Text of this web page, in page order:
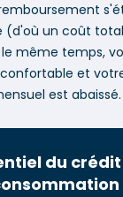
(d'où un coût
même temps,
et
est abaissé.
du